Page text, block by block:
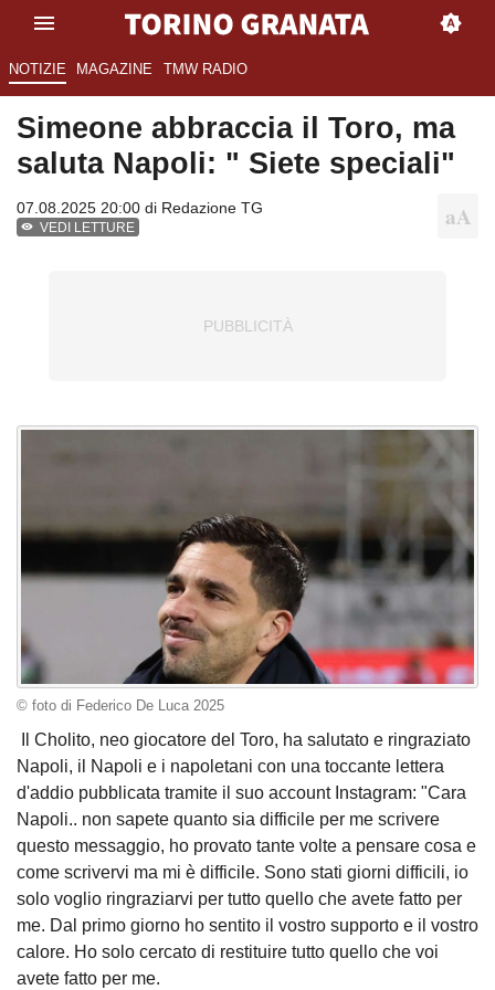
NOTIZIE MAGAZINE TMW RADIO
Simeone abbraccia il Toro, ma
saluta Napoli: " Siete speciali"
07.08.2025 20:00 di Redazione TG
VEDI LETTURE
© foto di Federico De Luca 2025
Il Cholito, neo giocatore del Toro, ha salutato e ringraziato
Napoli, il Napoli e i napoletani con una toccante lettera
d'addio pubblicata tramite il suo account Instagram: "Cara
Napoli.. non sapete quanto sia difficile per me scrivere
questo messaggio, ho provato tante volte a pensare cosa e
come scrivervi ma mi è difficile. Sono stati giorni difficili, io
solo voglio ringraziarvi per tutto quello che avete fatto per
me. Dal primo giorno ho sentito il vostro supporto e il vostro
calore. Ho solo cercato di restituire tutto quello che voi
avete fatto per me.